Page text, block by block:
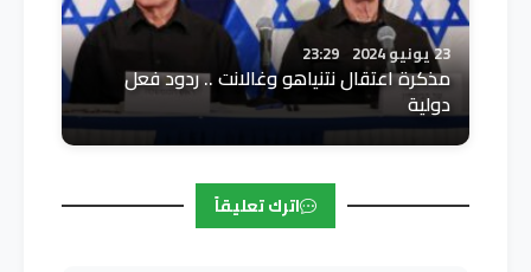
23 يونيو 2024 23:29
مذكرة اعتقال نتنياهو وغالانت .. ردود فعل
دولية
اترك تعليقاً